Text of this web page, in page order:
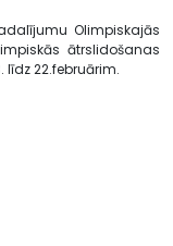
Olimpiskajās
ātrslidošanas
līdz 22.februārim.